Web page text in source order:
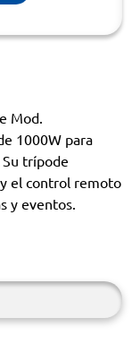
Mod.
1000W para
trípode
el control remoto
y eventos.